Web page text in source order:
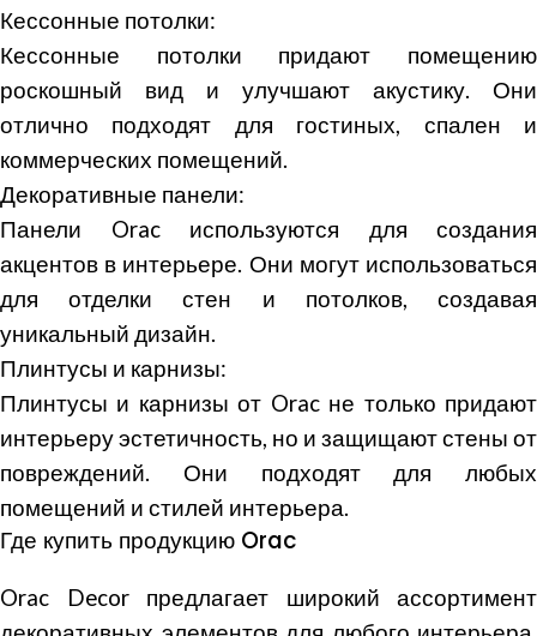
Кессонные потолки:
Кессонные потолки придают помещению
роскошный вид и улучшают акустику. Они
отлично подходят для гостиных, спален и
коммерческих помещений.
Декоративные панели:
Панели Orac используются для создания
акцентов в интерьере. Они могут использоваться
для отделки стен и потолков, создавая
уникальный дизайн.
Плинтусы и карнизы:
Плинтусы и карнизы от Orac не только придают
интерьеру эстетичность, но и защищают стены от
повреждений. Они подходят для любых
помещений и стилей интерьера.
Где купить продукцию Orac
Orac Decor предлагает широкий ассортимент